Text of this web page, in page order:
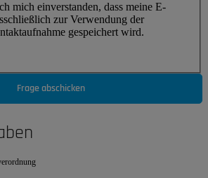
mich einverstanden, dass meine E-
zur Verwendung der
gespeichert wird.
Frage abschicken